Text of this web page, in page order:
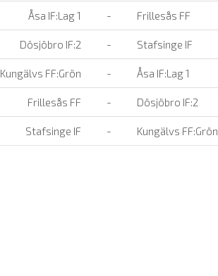
Åsa IF:Lag 1 - Frillesås FF
Dösjöbro IF:2 - Stafsinge IF
Kungälvs FF:Grön - Åsa IF:Lag 1
Frillesås FF - Dösjöbro IF:2
Stafsinge IF - Kungälvs FF:Grön